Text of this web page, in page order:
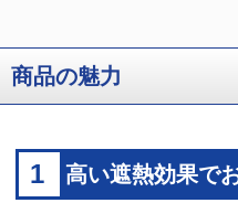
商品の魅力
1 高い遮熱効果で